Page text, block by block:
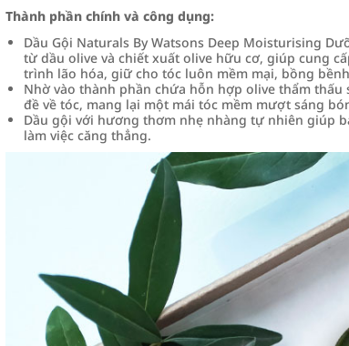
Thành phần chính và công dụng:
Dầu Gội Naturals By Watsons Deep Moisturising
từ dầu olive và chiết xuất olive hữu cơ, giúp cung
trình lão hóa, giữ cho tóc luôn mềm mại, bồng
Nhờ vào thành phần chứa hỗn hợp olive thẩm
đề về tóc, mang lại một mái tóc mềm mượt sáng
Dầu gội với hương thơm nhẹ nhàng tự nhiên giúp
làm việc căng thẳng.